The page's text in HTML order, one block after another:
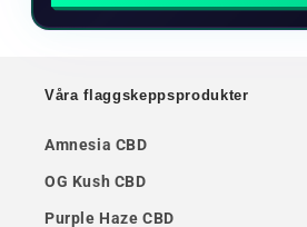
Våra flaggskeppsprodukter
Amnesia CBD
OG Kush CBD
Purple Haze CBD